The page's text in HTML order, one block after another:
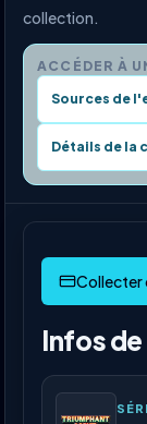
collection.
ACCÉDER À
Sources de
Détails de la
Infos